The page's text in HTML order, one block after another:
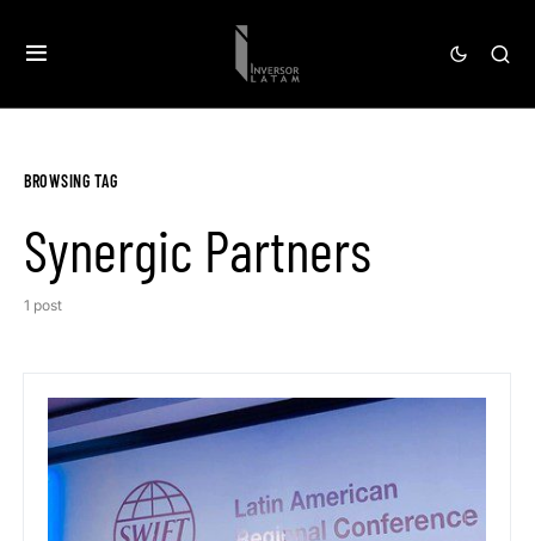
BROWSING TAG
Synergic Partners
1 post